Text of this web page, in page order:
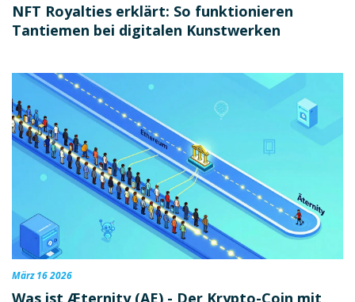
NFT Royalties erklärt: So funktionieren
Tantiemen bei digitalen Kunstwerken
März 16 2026
Was ist Æternity (AE) - Der Krypto-Coin mit